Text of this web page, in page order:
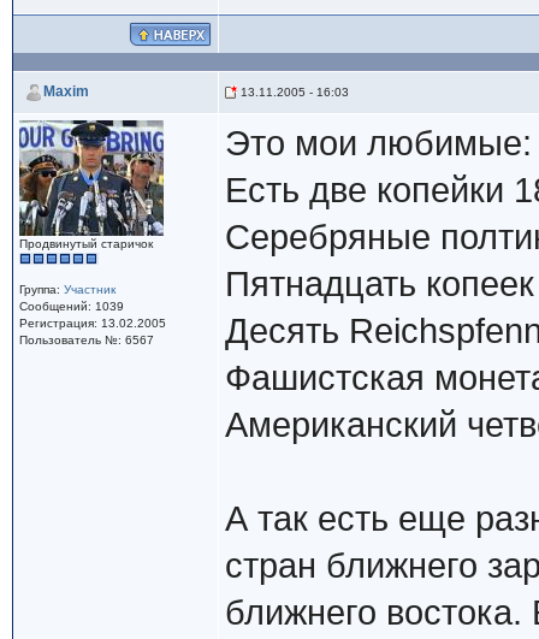
Maxim 13.11.2005 - 16:03
Продвинутый старичок
Группа: Участник
Сообщений: 1039
Регистрация: 13.02.2005
Пользователь №: 6567
Это мои любимые:
Есть две копейки
Серебряные
Пятнадцать
Десять
Фашистская
Американский
А так есть еще
стран ближнего
ближнего